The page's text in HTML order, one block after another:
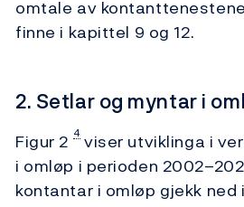
omtale av
finne i kapittel 9 og 12.
2. Setlar og myntar i
Figur 2 4viser utviklinga i
i omløp i perioden
kontantar i omløp gjekk ned